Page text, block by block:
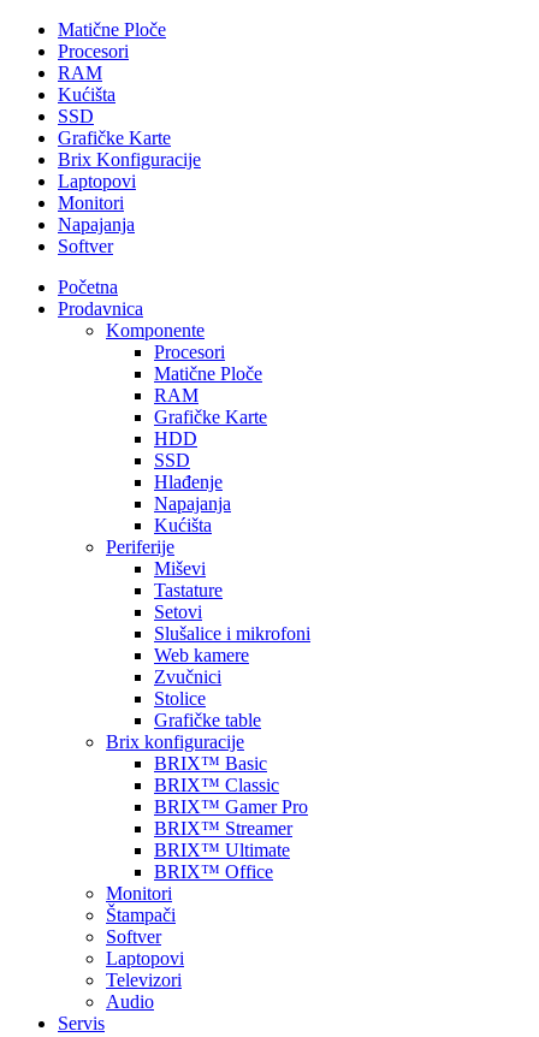
Matične Ploče
Procesori
RAM
Kućišta
SSD
Grafičke Karte
Brix Konfiguracije
Laptopovi
Monitori
Napajanja
Softver
Početna
Prodavnica
Komponente
Procesori
Matične Ploče
RAM
Grafičke Karte
HDD
SSD
Hlađenje
Napajanja
Kućišta
Periferije
Miševi
Tastature
Setovi
Slušalice i mikrofoni
Web kamere
Zvučnici
Stolice
Grafičke table
Brix konfiguracije
BRIX™ Basic
BRIX™ Classic
BRIX™ Gamer Pro
BRIX™ Streamer
BRIX™ Ultimate
BRIX™ Office
Monitori
Štampači
Softver
Laptopovi
Televizori
Audio
Servis